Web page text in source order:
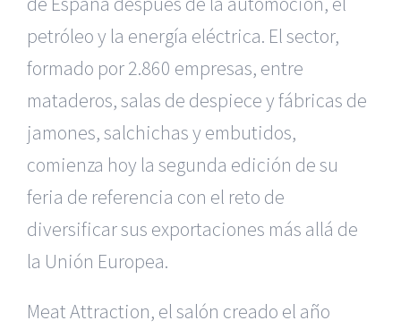
petróleo y la energía eléctrica. El sector,
formado por 2.860 empresas, entre
mataderos, salas de despiece y fábricas de
jamones, salchichas y embutidos,
comienza hoy la segunda edición de su
feria de referencia con el reto de
diversificar sus exportaciones más allá de
la Unión Europea.
Meat Attraction, el salón creado el año